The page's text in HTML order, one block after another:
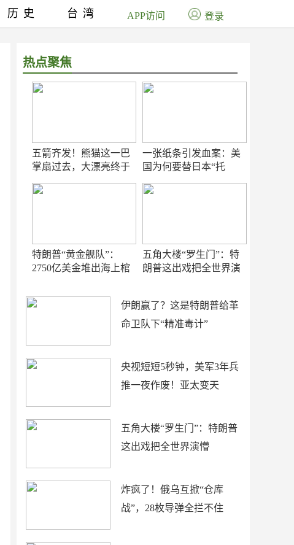
热点聚焦
五箭齐发！熊猫这一巴
掌扇过去，大漂亮终于
一张纸条引发血案：美
国为何要替日本“托
特朗普“黄金舰队”：
2750亿美金堆出海上棺
五角大楼“罗生门”：特
朗普这出戏把全世界演
伊朗赢了？这是特朗普给革
命卫队下“精准毒计”
央视短短5秒钟，美军3年兵
推一夜作废！亚太变天
五角大楼“罗生门”：特朗普
这出戏把全世界演懵
炸疯了！俄乌互掀“仓库
战”，28枚导弹全拦不住
历史 台湾 APP访问 登录